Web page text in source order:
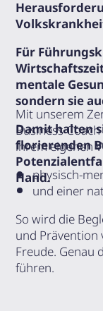
Für
mentale
sondern sie
Damit halten
florierenden
Hand.
Mit unserem
Business
ihrem eigenen
physisch-
und einer
So wird die
und
Freude. Genau
führen.